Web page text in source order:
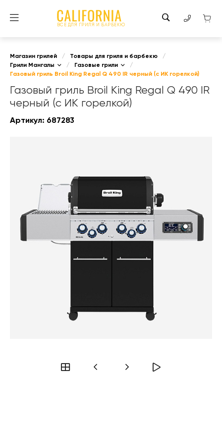
ВСЕ ДЛЯ ГРИЛЯ И БАРБЕКЮ
Магазин грилей / Товары для гриля и барбекю
/
Грили Мангалы
/ Газовые грили
/
Газовый гриль Broil King Regal Q 490 IR черный (с ИК горелкой)
Газовый гриль Broil King Regal Q 490 IR
черный (с ИК горелкой)
Артикул: 687283